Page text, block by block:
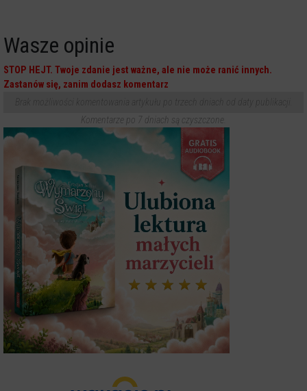
Wasze opinie
STOP HEJT. Twoje zdanie jest ważne, ale nie może ranić innych.
Zastanów się, zanim dodasz komentarz
Komentarze po 7 dniach są czyszczone.